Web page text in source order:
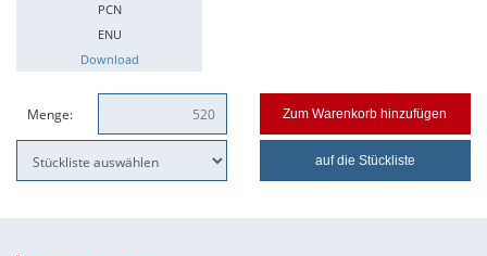
PCN
ENU
Download
Menge: Zum Warenkorb hinzufügen
auf die Stückliste